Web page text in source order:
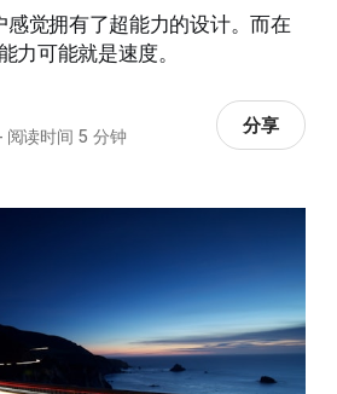
觉拥有了超能力的设计。而在
力可能就是速度。
阅读时间 5 分钟 分享